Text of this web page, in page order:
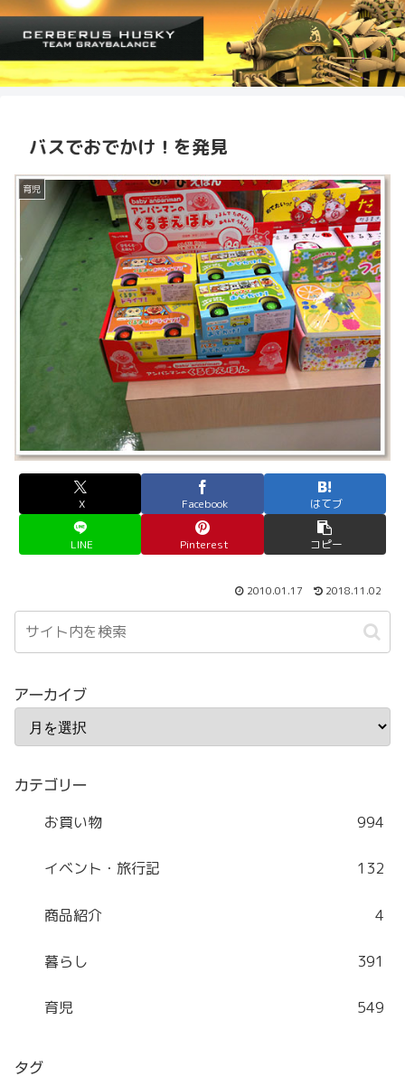
バスでおでかけ！を発見
育児
X Facebook はてブ
LINE Pinterest コピー
2010.01.17 2018.11.02
アーカイブ
カテゴリー
お買い物 994
イベント・旅行記 132
商品紹介 4
暮らし 391
育児 549
タグ